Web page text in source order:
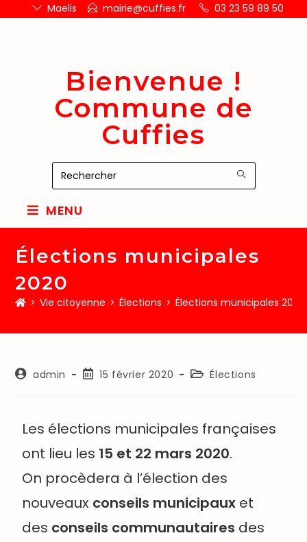
Maelis mairie@cuffies.fr 03 23 59 89 50
Bienvenue !
Commune de
Cuffies
MENU
Élections municipales
2020
> Vie citoyenne > Élections > Élections municipales 2020
admin 15 février 2020 Élections
Les élections municipales françaises
ont lieu les 15 et 22 mars 2020.
On procèdera à l’élection des
nouveaux conseils municipaux et
des conseils communautaires des